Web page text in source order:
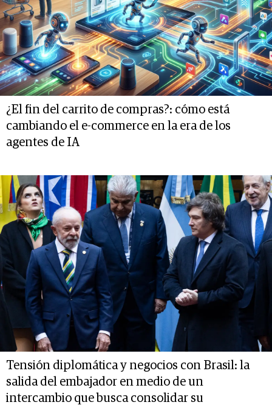
¿El fin del carrito de compras?: cómo está
cambiando el e-commerce en la era de los
agentes de IA
Tensión diplomática y negocios con Brasil: la
salida del embajador en medio de un
intercambio que busca consolidar su